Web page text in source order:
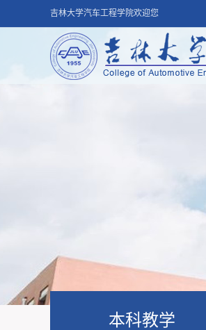
吉林大学汽车工程学院欢迎您
本科教学